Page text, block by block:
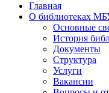
Главная
О библиотеках
Основные
История
Документы
Структура
Услуги
Вакансии